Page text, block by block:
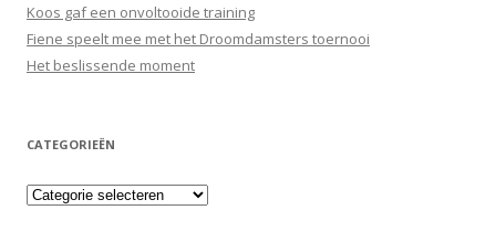
Koos gaf een onvoltooide training
Fiene speelt mee met het Droomdamsters toernooi
Het beslissende moment
CATEGORIEËN
Categorieën